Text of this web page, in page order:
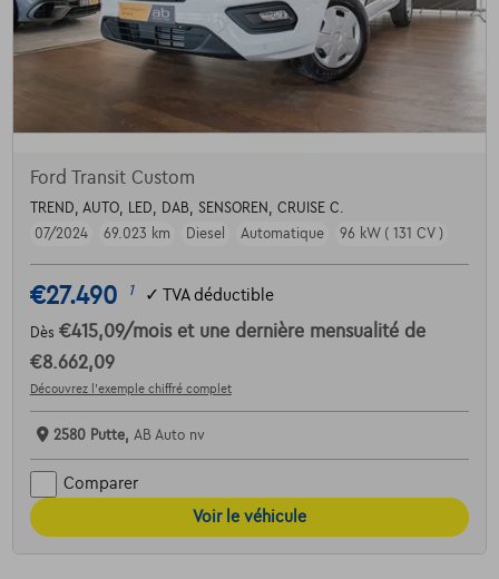
Ford Transit Custom
TREND, AUTO, LED, DAB, SENSOREN, CRUISE C.
07/2024
69.023 km Diesel Automatique 96 kW ( 131 CV )
€27.490 1 ✓ TVA déductible
Dès €415,09/mois et une dernière mensualité de
€8.662,09
Découvrez l’exemple chiffré complet
2580 Putte, AB Auto nv
Comparer
Voir le véhicule